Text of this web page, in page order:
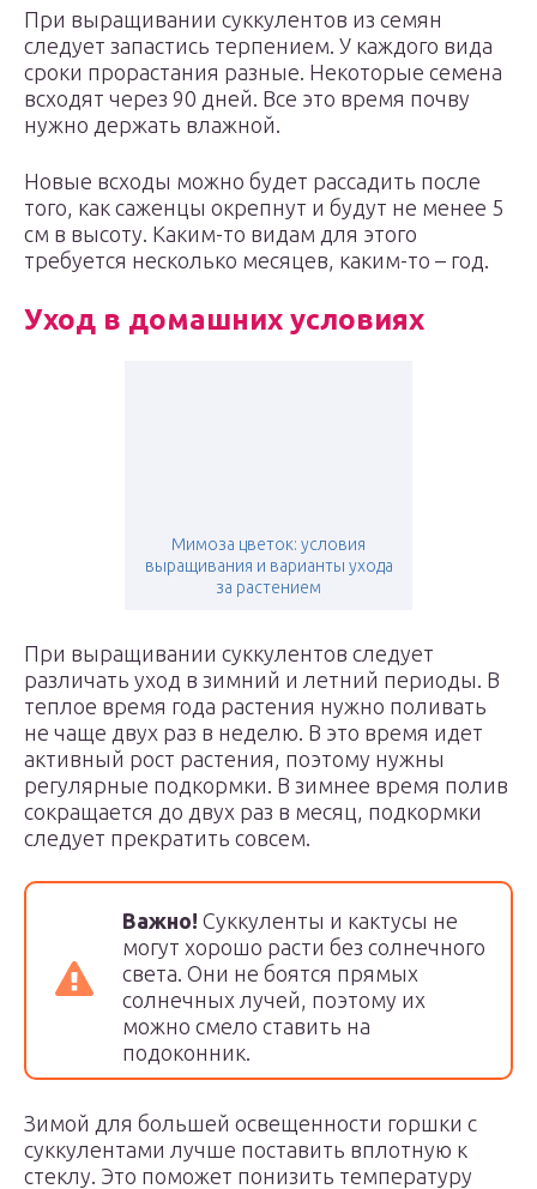
При выращивании суккулентов из семян
следует запастись терпением. У каждого вида
сроки прорастания разные. Некоторые семена
всходят через 90 дней. Все это время почву
нужно держать влажной.
Новые всходы можно будет рассадить после
того, как саженцы окрепнут и будут не менее 5
см в высоту. Каким-то видам для этого
требуется несколько месяцев, каким-то – год.
Уход в домашних условиях
Мимоза цветок: условия
выращивания и варианты ухода
за растением
При выращивании суккулентов следует
различать уход в зимний и летний периоды. В
теплое время года растения нужно поливать
не чаще двух раз в неделю. В это время идет
активный рост растения, поэтому нужны
регулярные подкормки. В зимнее время полив
сокращается до двух раз в месяц, подкормки
следует прекратить совсем.
Важно! Суккуленты и кактусы не
могут хорошо расти без солнечного
света. Они не боятся прямых
солнечных лучей, поэтому их
можно смело ставить на
подоконник.
Зимой для большей освещенности горшки с
суккулентами лучше поставить вплотную к
стеклу. Это поможет понизить температуру